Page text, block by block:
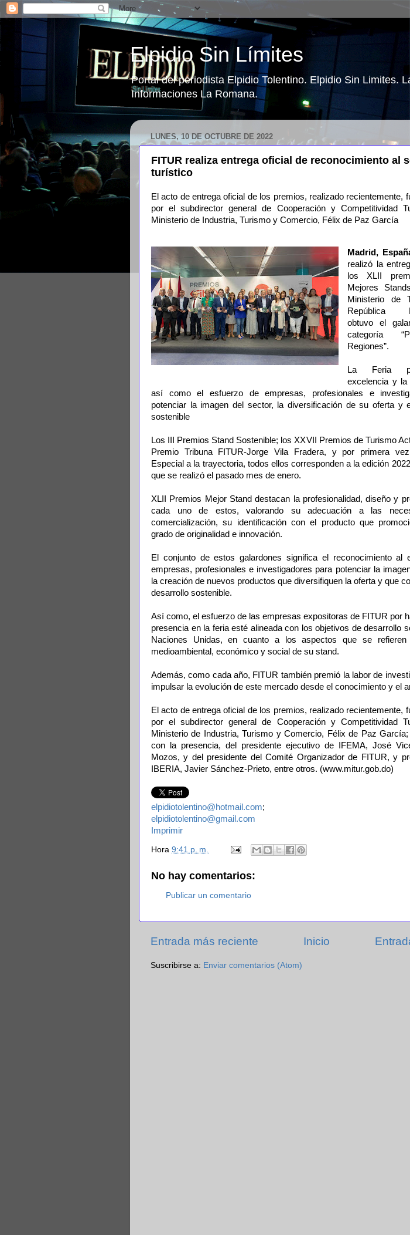
Elpidio Sin Límites
Portal del periodista Elpidio Tolentino. Elpidio Sin Limites.
Informaciones La Romana.
LUNES, 10 DE OCTUBRE DE 2022
FITUR realiza entrega oficial de reconocimiento al
turístico
El acto de entrega oficial de los premios, realizado recientemente,
por el subdirector general de Cooperación y Competitividad
Ministerio de Industria, Turismo y Comercio, Félix de Paz García
Madrid,
realizó la
los XLII
Mejores
Ministerio de
República
obtuvo el
categoría
Regiones”.
La Feria
excelencia y la
así como el esfuerzo de empresas, profesionales e
potenciar la imagen del sector, la diversificación de su oferta y
sostenible
Los III Premios Stand Sostenible; los XXVII Premios de Turismo
Premio Tribuna FITUR-Jorge Vila Fradera, y por primera
Especial a la trayectoria, todos ellos corresponden a la edición
que se realizó el pasado mes de enero.
XLII Premios Mejor Stand destacan la profesionalidad, diseño y
cada uno de estos, valorando su adecuación a las
comercialización, su identificación con el producto que
grado de originalidad e innovación.
El conjunto de estos galardones significa el reconocimiento al
empresas, profesionales e investigadores para potenciar la
la creación de nuevos productos que diversifiquen la oferta y que
desarrollo sostenible.
Así como, el esfuerzo de las empresas expositoras de FITUR por
presencia en la feria esté alineada con los objetivos de desarrollo
Naciones Unidas, en cuanto a los aspectos que se refieren
medioambiental, económico y social de su stand.
Además, como cada año, FITUR también premió la labor de
impulsar la evolución de este mercado desde el conocimiento y el
El acto de entrega oficial de los premios, realizado recientemente,
por el subdirector general de Cooperación y Competitividad
Ministerio de Industria, Turismo y Comercio, Félix de Paz
con la presencia, del presidente ejecutivo de IFEMA, José
Mozos, y del presidente del Comité Organizador de FITUR, y
IBERIA, Javier Sánchez-Prieto, entre otros. (www.mitur.gob.do)
elpidiotolentino@hotmail.com;
elpidiotolentino@gmail.com
Imprimir
Hora 9:41 p. m.
No hay comentarios:
Publicar un comentario
Entrada más reciente Inicio
Suscribirse a: Enviar comentarios (Atom)